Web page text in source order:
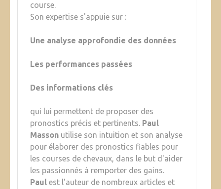
course.
Son expertise s'appuie sur :
Une analyse approfondie des données
Les performances passées
Des informations clés
qui lui permettent de proposer des
pronostics précis et pertinents. Paul
Masson utilise son intuition et son analyse
pour élaborer des pronostics fiables pour
les courses de chevaux, dans le but d'aider
les passionnés à remporter des gains.
Paul est l'auteur de nombreux articles et